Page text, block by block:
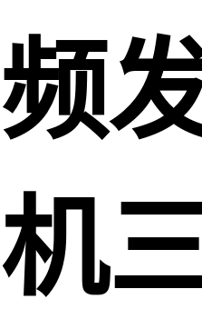
频
机